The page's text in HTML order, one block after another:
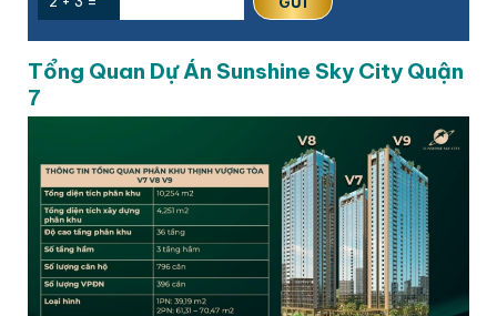
Tổng Quan Dự Án Sunshine Sky City Quận
7